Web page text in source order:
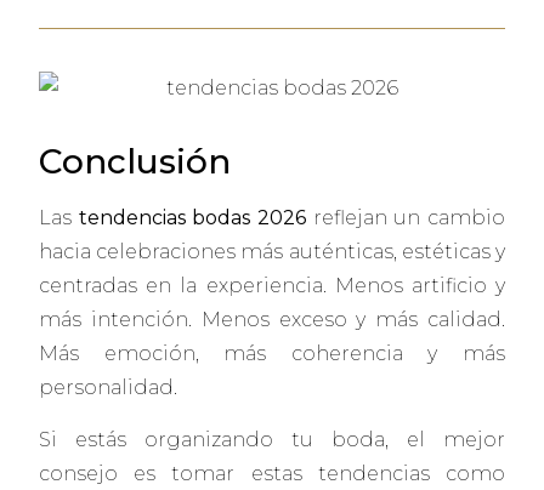
Conclusión
Las tendencias bodas 2026 reflejan un cambio
hacia celebraciones más auténticas, estéticas y
centradas en la experiencia. Menos artificio y
más intención. Menos exceso y más calidad.
Más emoción, más coherencia y más
personalidad.
Si estás organizando tu boda, el mejor
consejo es tomar estas tendencias como